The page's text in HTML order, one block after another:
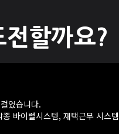
할까요?
었습니다.
바이럴시스템, 재택근무 시스템